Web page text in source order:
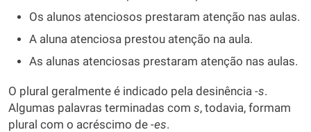
Os alunos atenciosos prestaram atenção nas aulas.
A aluna atenciosa prestou atenção na aula.
As alunas atenciosas prestaram atenção nas aulas.
O plural geralmente é indicado pela desinência -s.
Algumas palavras terminadas com s, todavia, formam
plural com o acréscimo de -es.